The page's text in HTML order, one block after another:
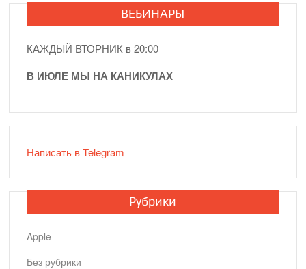
ВЕБИНАРЫ
КАЖДЫЙ ВТОРНИК в 20:00
В ИЮЛЕ МЫ НА КАНИКУЛАХ
Написать в Telegram
Рубрики
Apple
Без рубрики